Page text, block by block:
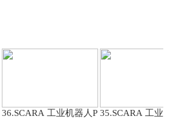
36.SCARA 工业机器人P 35.SCARA 工业